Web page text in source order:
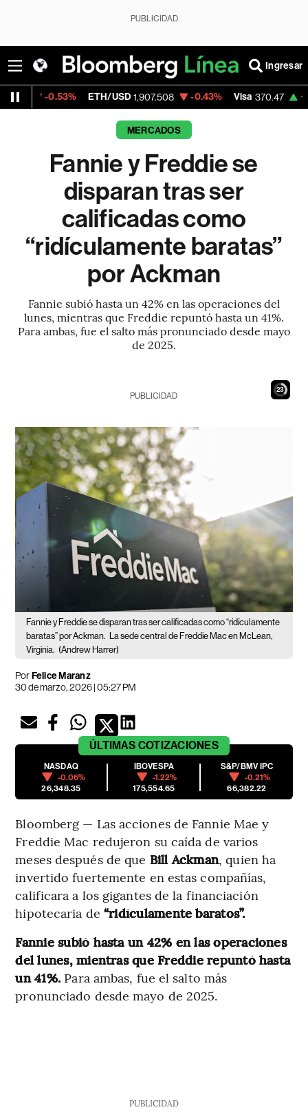
PUBLICIDAD
Ingresar
ETH/USD 1,907.508 -0.43% Visa 370.47 +0.52%
MERCADOS
Fannie y Freddie se
disparan tras ser
calificadas como
“ridículamente baratas”
por Ackman
Fannie subió hasta un 42% en las operaciones del
lunes, mientras que Freddie repuntó hasta un 41%.
Para ambas, fue el salto más pronunciado desde mayo
de 2025.
21
PUBLICIDAD
Fannie y Freddie se disparan tras ser calificadas como “ridículamente
baratas” por Ackman.
La sede central de Freddie Mac en McLean,
Virginia. (Andrew Harrer)
PorFelice Maranz
30 de marzo, 2026 | 05:27 PM
ÚLTIMAS COTIZACIONES
NASDAQ
-0.06%
26,348.35
IBOVESPA
-1.22%
175,554.65
S&P/BMV IPC
-0.21%
66,382.22
Bloomberg — Las acciones de Fannie Mae y
Freddie Mac redujeron su caída de varios
meses después de que Bill Ackman, quien ha
invertido fuertemente en estas compañías,
calificara a los gigantes de la financiación
hipotecaria de “ridículamente baratos”.
Fannie subió hasta un 42% en las operaciones
del lunes, mientras que Freddie repuntó hasta
un 41%. Para ambas, fue el salto más
pronunciado desde mayo de 2025.
PUBLICIDAD